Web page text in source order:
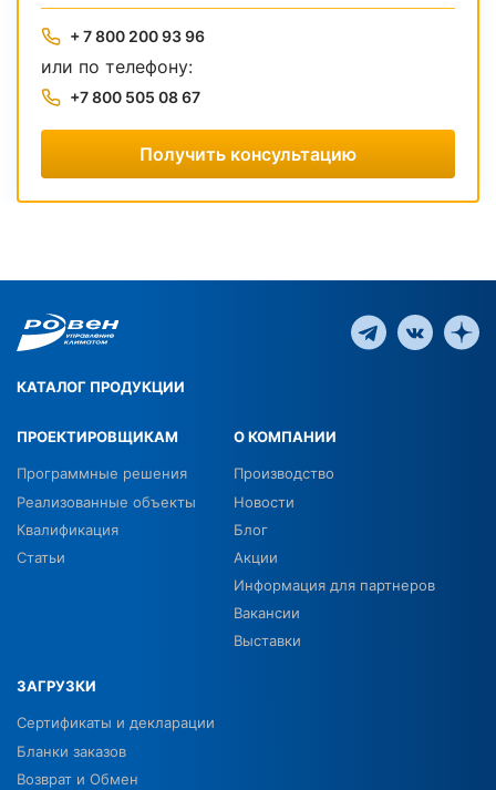
+ 7 800 200 93 96
или по телефону:
+7 800 505 08 67
Получить консультацию
КАТАЛОГ ПРОДУКЦИИ
ПРОЕКТИРОВЩИКАМ
Программные решения
Реализованные объекты
Квалификация
Статьи
О КОМПАНИИ
Производство
Новости
Блог
Акции
Информация для партнеров
Вакансии
Выставки
ЗАГРУЗКИ
Сертификаты и декларации
Бланки заказов
Возврат и Обмен